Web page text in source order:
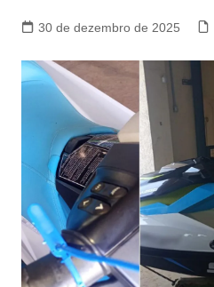
30 de dezembro de 2025